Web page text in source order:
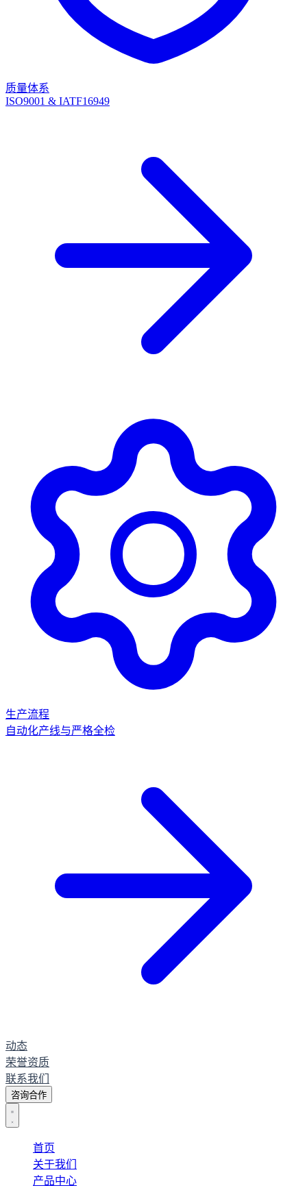
质量体系
ISO9001 & IATF16949
生产流程
自动化产线与严格全检
动态
荣誉资质
联系我们
咨询合作
首页
关于我们
产品中心